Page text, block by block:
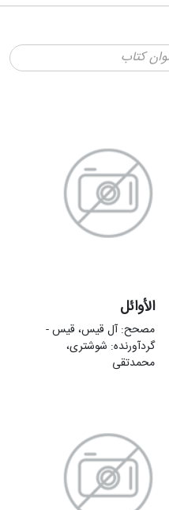
الأوائل
مصحح: آل قیس، قیس -
گردآورنده: شوشتری،
محمدتقی